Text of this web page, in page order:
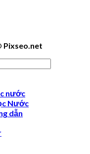
Pixseo.net
nước
Nước
dẫn